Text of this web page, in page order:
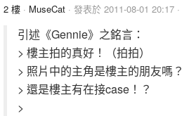
2 樓 · MuseCat · 發表於 2011-08-01 20:17 ·
引述《Gennie》之銘言：
> 樓主拍的真好！（拍拍）
> 照片中的主角是樓主的朋友嗎？
> 還是樓主有在接case！？
>